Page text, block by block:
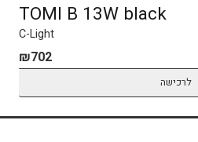
TOMI B 13W black
C-Light
₪702
לרכישה